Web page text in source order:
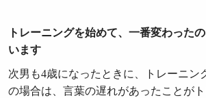
トレーニングを始めて、一番変わった
います
次男も4歳になったときに、トレーニン
の場合は、言葉の遅れがあったことが